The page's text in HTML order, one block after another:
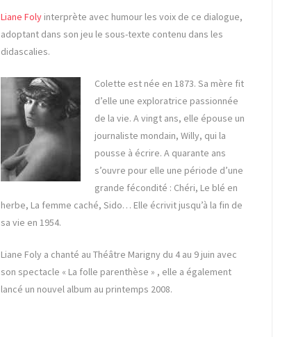
Liane Foly interprète avec humour les voix de ce dialogue,
adoptant dans son jeu le sous-texte contenu dans les
didascalies.
Colette est née en 1873. Sa mère fit
d’elle une exploratrice passionnée
de la vie. A vingt ans, elle épouse un
journaliste mondain, Willy, qui la
pousse à écrire. A quarante ans
s’ouvre pour elle une période d’une
grande fécondité : Chéri, Le blé en
herbe, La femme caché, Sido… Elle écrivit jusqu’à la fin de
sa vie en 1954.
Liane Foly a chanté au Théâtre Marigny du 4 au 9 juin avec
son spectacle « La folle parenthèse » , elle a également
lancé un nouvel album au printemps 2008.